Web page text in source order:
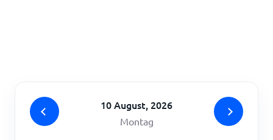
10 August, 2026
Montag